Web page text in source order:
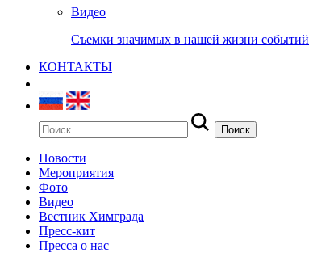
Видео
Съемки значимых в нашей жизни событий
КОНТАКТЫ
Новости
Мероприятия
Фото
Видео
Вестник Химграда
Пресс-кит
Пресса о нас